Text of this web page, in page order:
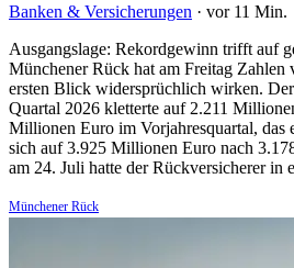
Banken & Versicherungen · vor 11 Min.
Ausgangslage: Rekordgewinn trifft auf
Münchener Rück hat am Freitag Zahlen
ersten Blick widersprüchlich wirken.
Quartal 2026 kletterte auf 2.211
Millionen Euro im Vorjahresquartal, das
sich auf 3.925 Millionen Euro nach
am 24. Juli hatte der Rückversicherer
Münchener Rück